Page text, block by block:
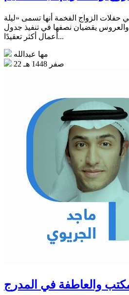
الزواج الفخمة أنها تسمى «ليلة
والعروس يقضيان نصفها في تنفيذ جدول
أعمال أكثر تعقيدًا...
مها عبدالله
22 صفر 1448 هـ
والعاطفة في المدرج